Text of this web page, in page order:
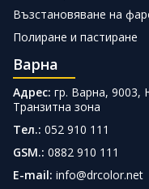
Възстановяване на
Полиране и пастиране
Варна
Адрес: гр. Варна,
Транзитна зона
Тел.: 052 910 111
GSM.: 0882 910 111
E-mail: info@drcolor.net